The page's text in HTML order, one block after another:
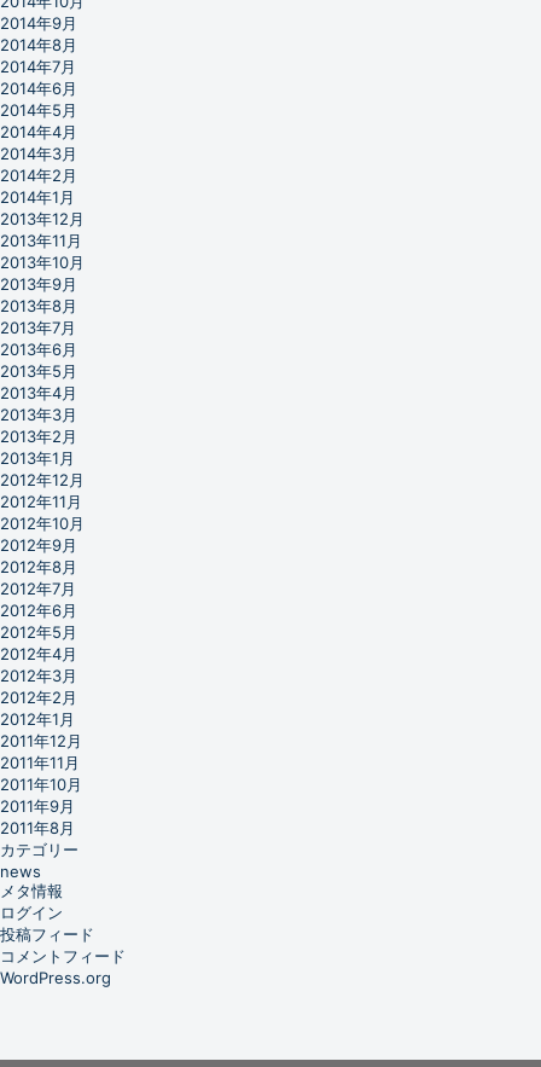
2014年9月
2014年8月
2014年7月
2014年6月
2014年5月
2014年4月
2014年3月
2014年2月
2014年1月
2013年12月
2013年11月
2013年10月
2013年9月
2013年8月
2013年7月
2013年6月
2013年5月
2013年4月
2013年3月
2013年2月
2013年1月
2012年12月
2012年11月
2012年10月
2012年9月
2012年8月
2012年7月
2012年6月
2012年5月
2012年4月
2012年3月
2012年2月
2012年1月
2011年12月
2011年11月
2011年10月
2011年9月
2011年8月
カテゴリー
news
メタ情報
ログイン
投稿フィード
コメントフィード
WordPress.org